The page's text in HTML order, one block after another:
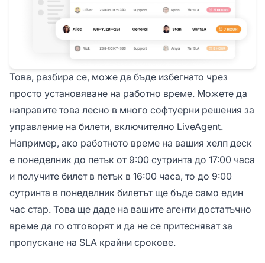
Това, разбира се, може да бъде избегнато чрез
просто установяване на работно време. Можете да
направите това лесно в много софтуерни решения за
управление на билети, включително LiveAgent.
Например, ако работното време на вашия хелп деск
е понеделник до петък от 9:00 сутринта до 17:00 часа
и получите билет в петък в 16:00 часа, то до 9:00
сутринта в понеделник билетът ще бъде само един
час стар. Това ще даде на вашите агенти достатъчно
време да го отговорят и да не се притесняват за
пропускане на SLA крайни срокове.